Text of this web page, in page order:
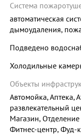
Система
автоматическая
дымоудаления,
Подведено
Холодильные
Объекты
Автомойка, Аптека,
развлекательный
Магазин,
Фитнес-центр, Фуд-